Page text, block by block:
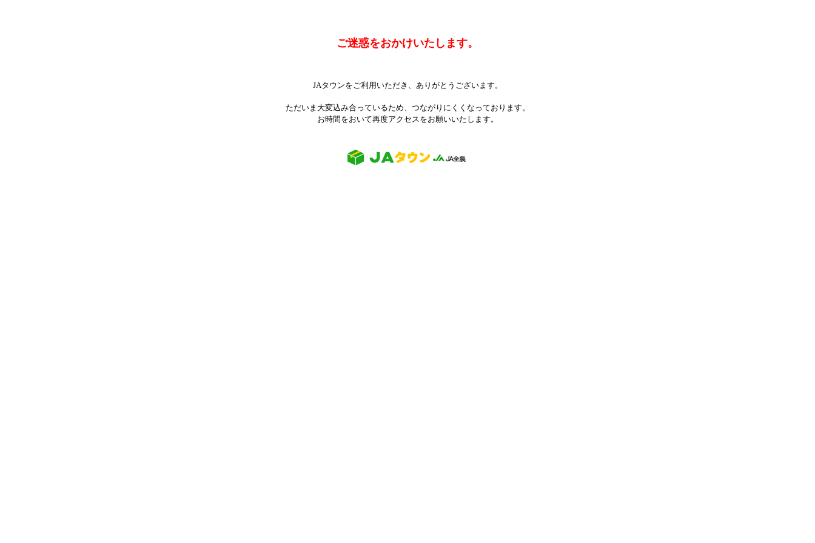
ご迷惑をおかけいたします。
JAタウンをご利用いただき、ありがとうございます。
ただいま大変込み合っているため、つながりにくくなっております。
お時間をおいて再度アクセスをお願いいたします。